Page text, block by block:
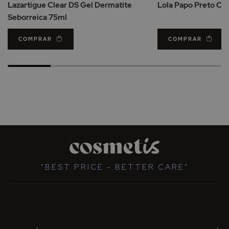
Desejos
Lazartigue Clear DS Gel Dermatite
Seborreica 75ml
COMPRAR
Lola Papo Preto
COMPRAR
"BEST PRICE - BETTER CARE"